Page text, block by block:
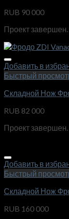
RUB 90 000
Проект завершен.
Добавить в
Быстрый
Складной Нож
RUB 82 000
Проект завершен.
Добавить в
Быстрый
Складной Нож
RUB 160 000